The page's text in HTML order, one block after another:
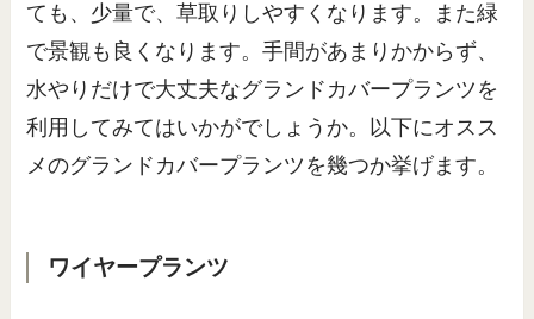
ても、少量で、草取りしやすくなります。また緑
で景観も良くなります。手間があまりかからず、
水やりだけで大丈夫なグランドカバープランツを
利用してみてはいかがでしょうか。以下にオスス
メのグランドカバープランツを幾つか挙げます。
ワイヤープランツ